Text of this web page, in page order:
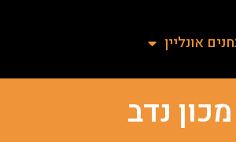
אונליין
מכון נדב